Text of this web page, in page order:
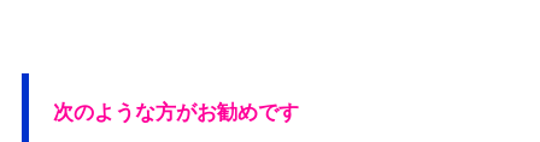
次のような方がお勧めです